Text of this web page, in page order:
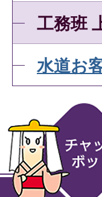
工務班
水道お